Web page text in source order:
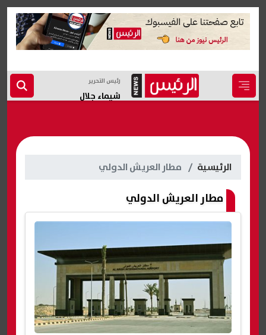
رئيس التحرير
شيماء جلال
الرئيسية مطار العريش الدولي
مطار العريش الدولي